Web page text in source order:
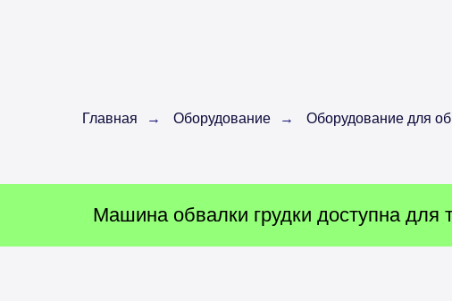
Главная → Оборудование → Оборудование для
Машина обвалки грудки доступна для